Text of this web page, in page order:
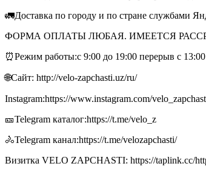
🚛Доставка по городу и по стране службами
ФОРМА ОПЛАТЫ ЛЮБАЯ. ИМЕЕТСЯ
⏰Режим работы:с 9:00 до 19:00 перерыв с
🌐Сайт: http://velo-zapchasti.uz/ru/
Instagram:https://www.instagram.com/
🎫Telegram каталог:https://t.me/velo_z
🚴Telegram канал:https://t.me/velozapchasti/
Визитка VELO ZAPCHASTI: https://taplink.cc/